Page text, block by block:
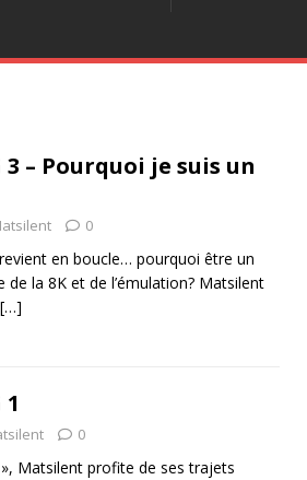
3 – Pourquoi je suis un
0
en boucle… pourquoi être un
de la 8K et de l’émulation? Matsilent
[…]
0
Matsilent profite de ses trajets